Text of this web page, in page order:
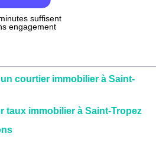
suffisent
engagement
courtier immobilier à Saint-
taux immobilier à Saint-Tropez